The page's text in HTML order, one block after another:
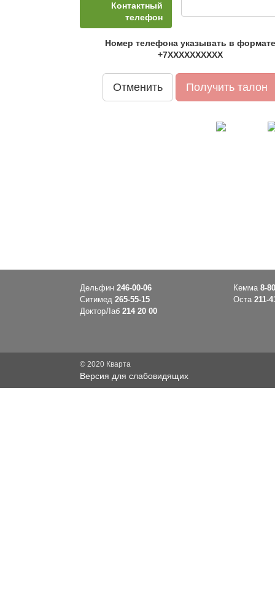
Контактный
телефон
Номер телефона указывать в формате
+7ХХХХХХХХХХ
Отменить Получить талон
Дельфин 246-00-06
Ситимед 265-55-15
ДокторЛаб 214 20 00
Кемма 8-
Оста 211-
© 2020 Кварта
Версия для слабовидящих